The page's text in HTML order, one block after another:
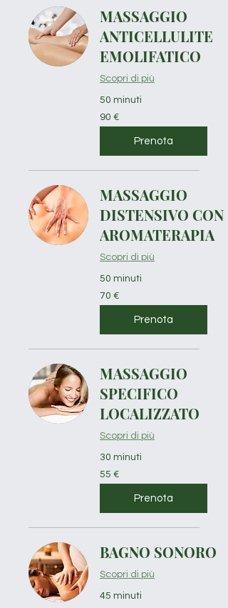
MASSAGGIO
ANTICELLULITE
EMOLIFATICO
Scopri di più
50 minuti
90
euro
90 €
Prenota
MASSAGGIO
DISTENSIVO CON
AROMATERAPIA
Scopri di più
50 minuti
70
euro
70 €
Prenota
MASSAGGIO
SPECIFICO
LOCALIZZATO
Scopri di più
30 minuti
55
euro
55 €
Prenota
BAGNO SONORO
Scopri di più
45 minuti